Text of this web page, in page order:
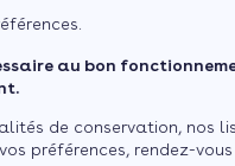
au bon
de conservation, nos
préférences, rendez-